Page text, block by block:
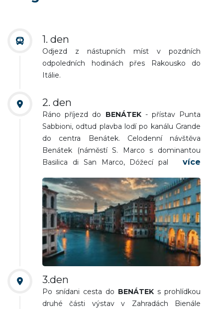
1. den
Odjezd z nástupních míst v pozdních
odpoledních hodinách přes Rakousko do
Itálie.
2. den
Ráno příjezd do BENÁTEK - přístav Punta
Sabbioni, odtud plavba lodí po kanálu Grande
do centra Benátek. Celodenní návštěva
Benátek (náměstí S. Marco s dominantou
Basilica di San Marco, Dóžecí palác, Most
Campanillu, zvonici sv. Marka nabízí úžasný
pohled na celé Benátky), přesun na výstavu
Bienále do Arsenalu. Po prohlídce první části
výstav bude i individuální volno např. k
projížďce gondolou či vaporettem po Canalu
Grande. Ve večerních hodinách odplutí do
Punta Sabbioni. Odjezd na hotel. Nocleh.
3.den
Po snídani cesta do BENÁTEK s prohlídkou
druhé části výstav v Zahradách Bienále